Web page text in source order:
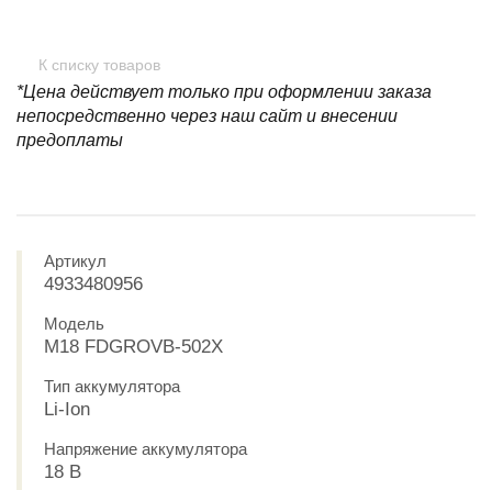
К списку товаров
*Цена действует только при оформлении заказа
непосредственно через наш сайт и внесении
предоплаты
Артикул
4933480956
Модель
M18 FDGROVB-502X
Тип аккумулятора
Li-Ion
Напряжение аккумулятора
18 В